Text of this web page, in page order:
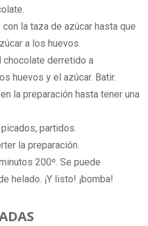
la taza de azúcar hasta que
a los huevos.
chocolate derretido a
huevos y el azúcar. Batir.
la preparación hasta tener una
partidos.
la preparación.
200º. Se puede
helado. ¡Y listo! ¡bomba!